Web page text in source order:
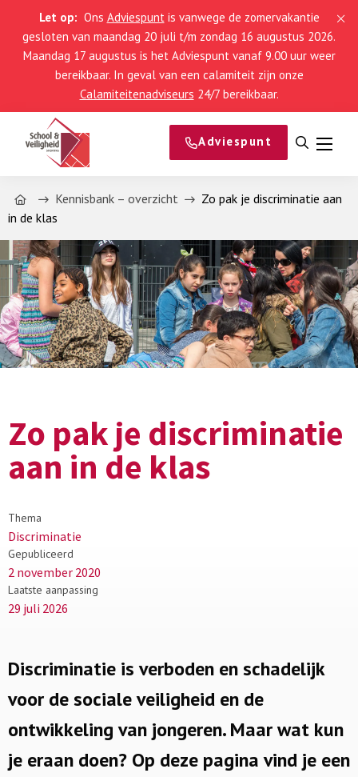
Let op: Ons Adviespuntis vanwege de zomervakantie
gesloten van maandag 20 juli t/m zondag 16 augustus 2026.
Maandag 17 augustus is het Adviespunt vanaf 9.00 uur weer
bereikbaar. In geval van een calamiteit zijn onze
Calamiteitenadviseurs 24/7 bereikbaar.
Adviespunt
Open
Menu
Home Kennisbank – overzicht
Zo pak je discriminatie aan
in de klas
Zo pak je discriminatie
aan in de klas
Thema
Discriminatie
Gepubliceerd
2 november 2020
Laatste aanpassing
29 juli 2026
Discriminatie is verboden en schadelijk
voor de sociale veiligheid en de
ontwikkeling van jongeren. Maar wat kun
je eraan doen? Op deze pagina vind je een